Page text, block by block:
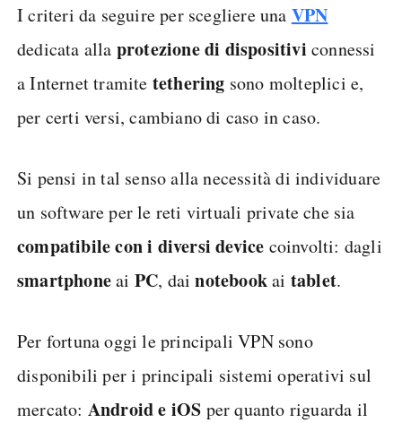
I criteri da seguire per scegliere una VPN
dedicata alla protezione di dispositivi connessi
a Internet tramite tethering sono molteplici e,
per certi versi, cambiano di caso in caso.
Si pensi in tal senso alla necessità di individuare
un software per le reti virtuali private che sia
compatibile con i diversi device coinvolti: dagli
smartphoneai PC, dainotebookai tablet.
Per fortuna oggi le principali VPN sono
disponibili per i principali sistemi operativi sul
mercato: Android e iOS per quanto riguarda il